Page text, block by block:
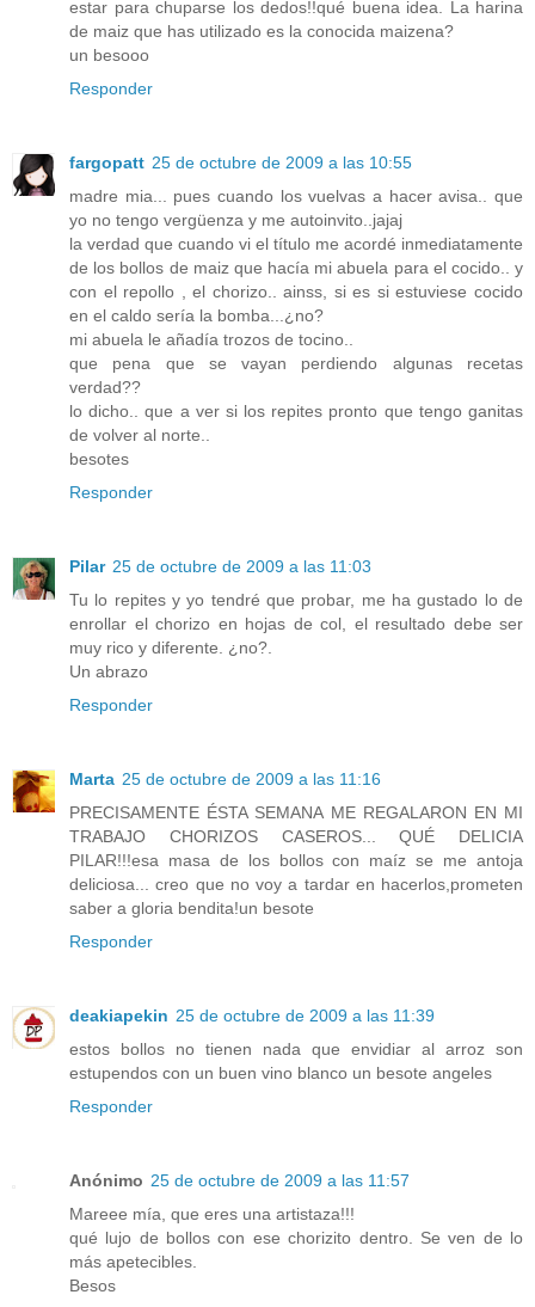
estar para chuparse los dedos!!qué buena idea. La harina
de maiz que has utilizado es la conocida maizena?
un besooo
Responder
fargopatt 25 de octubre de 2009 a las 10:55
madre mia... pues cuando los vuelvas a hacer avisa.. que
yo no tengo vergüenza y me autoinvito..jajaj
la verdad que cuando vi el título me acordé inmediatamente
de los bollos de maiz que hacía mi abuela para el cocido.. y
con el repollo , el chorizo.. ainss, si es si estuviese cocido
en el caldo sería la bomba...¿no?
mi abuela le añadía trozos de tocino..
que pena que se vayan perdiendo algunas recetas
verdad??
lo dicho.. que a ver si los repites pronto que tengo ganitas
de volver al norte..
besotes
Responder
Pilar 25 de octubre de 2009 a las 11:03
Tu lo repites y yo tendré que probar, me ha gustado lo de
enrollar el chorizo en hojas de col, el resultado debe ser
muy rico y diferente. ¿no?.
Un abrazo
Responder
Marta 25 de octubre de 2009 a las 11:16
PRECISAMENTE ÉSTA SEMANA ME REGALARON EN MI
TRABAJO CHORIZOS CASEROS... QUÉ DELICIA
PILAR!!!esa masa de los bollos con maíz se me antoja
deliciosa... creo que no voy a tardar en hacerlos,prometen
saber a gloria bendita!un besote
Responder
deakiapekin 25 de octubre de 2009 a las 11:39
estos bollos no tienen nada que envidiar al arroz son
estupendos con un buen vino blanco un besote angeles
Responder
Anónimo 25 de octubre de 2009 a las 11:57
Mareee mía, que eres una artistaza!!!
qué lujo de bollos con ese chorizito dentro. Se ven de lo
más apetecibles.
Besos